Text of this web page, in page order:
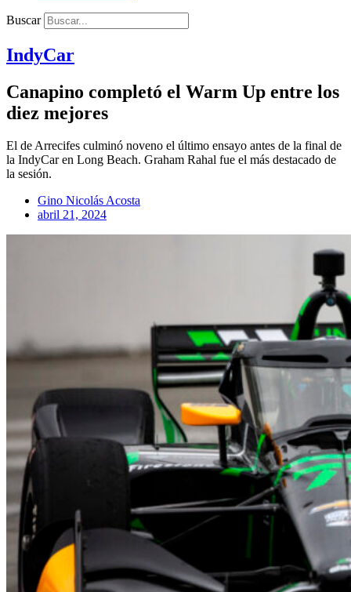
Buscar
IndyCar
Canapino completó el Warm Up entre los
diez mejores
El de Arrecifes culminó noveno el último ensayo antes de la final de
la IndyCar en Long Beach. Graham Rahal fue el más destacado de
la sesión.
Gino Nicolás Acosta
abril 21, 2024